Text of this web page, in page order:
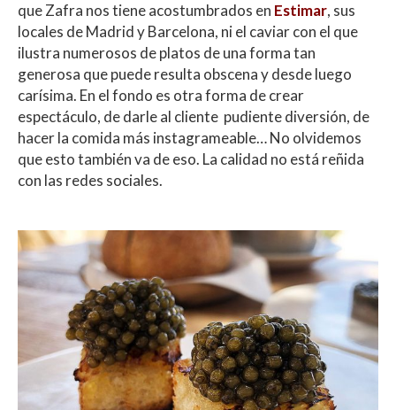
que Zafra nos tiene acostumbrados en Estimar, sus
locales de Madrid y Barcelona, ni el caviar con el que
ilustra numerosos de platos de una forma tan
generosa que puede resulta obscena y desde luego
carísima. En el fondo es otra forma de crear
espectáculo, de darle al cliente pudiente diversión, de
hacer la comida más instagrameable… No olvidemos
que esto también va de eso. La calidad no está reñida
con las redes sociales.